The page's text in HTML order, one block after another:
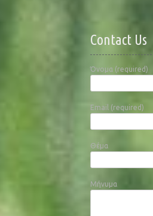
Contact Us
Όνομα (required)
Email (required)
Θέμα
Μήνυμα